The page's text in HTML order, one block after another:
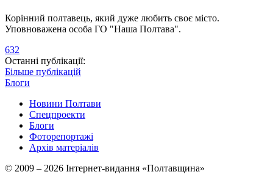
Корінний полтавець, який дуже любить своє місто.
Уповноважена особа ГО "Наша Полтава".
632
Останні публікації:
Більше публікацій
Блоги
Новини Полтави
Спецпроекти
Блоги
Фоторепортажі
Архів матеріалів
© 2009 – 2026 Інтернет-видання «Полтавщина»